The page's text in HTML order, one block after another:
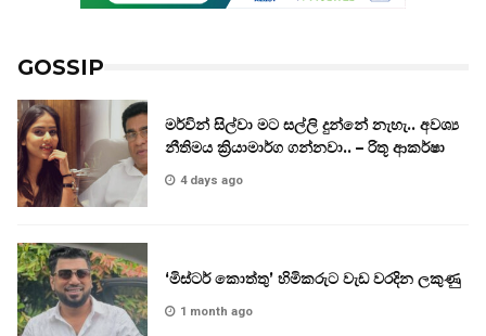
GOSSIP
මර්වින් සිල්වා මට සල්ලි දුන්නේ නැහැ.. අවශ්‍ය
නීතිමය ක්‍රියාමාර්ග ගන්නවා.. – රිතූ ආකර්ෂා
4 days ago
‘මිස්ටර් කොත්තු’ හිමිකරුට වැඩ වරදින ලකුණු
1 month ago